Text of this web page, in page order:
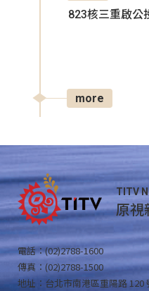
823核三重啟公
more
TITV
原視
電話：(02)2788-1600
傳真：(02)2788-1500
地址：台北市南港區重陽路 120